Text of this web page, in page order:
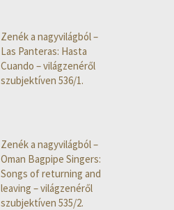
Zenék a nagyvilágból –
Las Panteras: Hasta
Cuando – világzenéről
szubjektíven 536/1.
Zenék a nagyvilágból –
Oman Bagpipe Singers:
Songs of returning and
leaving – világzenéről
szubjektíven 535/2.